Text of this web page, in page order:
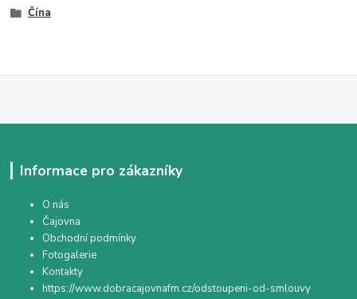
Čína
Informace pro zákazníky
O nás
Čajovna
Obchodní podmínky
Fotogalerie
Kontakty
https://www.dobracajovnafm.cz/odstoupeni-od-smlouvy